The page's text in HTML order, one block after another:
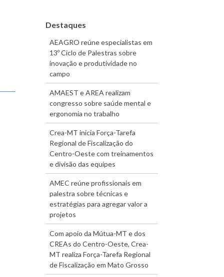
Destaques
AEAGRO reúne especialistas em
13º Ciclo de Palestras sobre
inovação e produtividade no
campo
AMAEST e AREA realizam
congresso sobre saúde mental e
ergonomia no trabalho
Crea-MT inicia Força-Tarefa
Regional de Fiscalização do
Centro-Oeste com treinamentos
e divisão das equipes
AMEC reúne profissionais em
palestra sobre técnicas e
estratégias para agregar valor a
projetos
Com apoio da Mútua-MT e dos
CREAs do Centro-Oeste, Crea-
MT realiza Força-Tarefa Regional
de Fiscalização em Mato Grosso